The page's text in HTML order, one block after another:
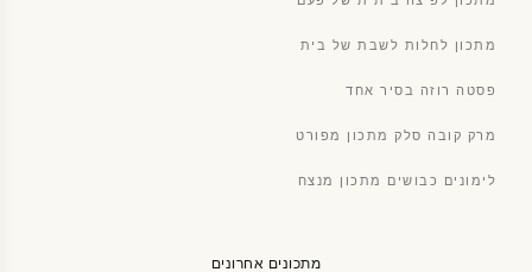
מתכון לחלות לשבת של בית
פסטה רוזה בסיר אחד
מרק קובה סלק מתכון מפורט
לימונים כבושים מתכון מנצח
מתכונים אחרונים